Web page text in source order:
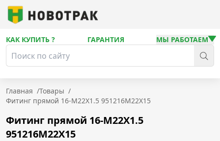
КАК КУПИТЬ ? ГАРАНТИЯ МЫ РАБОТАЕМ
Главная /Товары /
Фитинг прямой 16-M22X1.5 951216M22X15
Фитинг прямой 16-M22X1.5
951216M22X15